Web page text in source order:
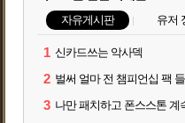
자유게시판 유저
1 신카드쓰는 악사덱
2 벌써 얼마 전 챔피언십 팩
3